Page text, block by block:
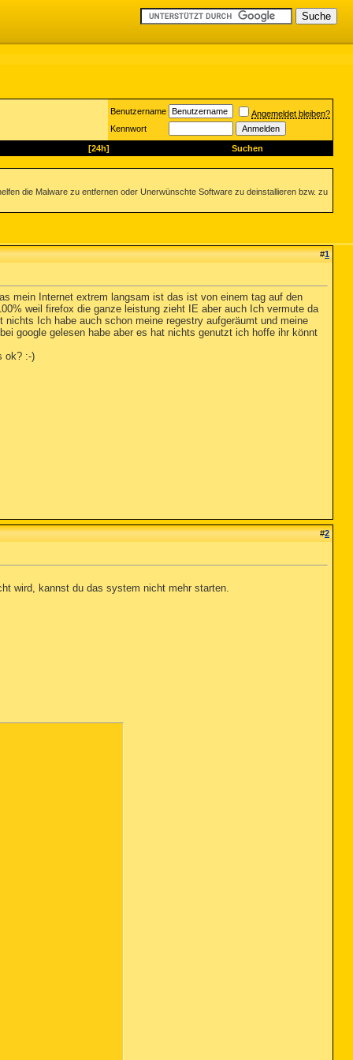
Benutzername
Angemeldet bleiben?
Kennwort
[24h] Suchen
die Malware zu entfernen oder Unerwünschte Software zu deinstallieren bzw. zu
#1
mein Internet extrem langsam ist das ist von einem tag auf den
weil firefox die ganze leistung zieht IE aber auch Ich vermute da
Ich habe auch schon meine regestry aufgeräumt und meine
google gelesen habe aber es hat nichts genutzt ich hoffe ihr könnt
ok? :-)
#2
wird, kannst du das system nicht mehr starten.